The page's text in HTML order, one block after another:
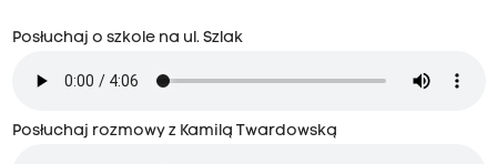
Posłuchaj o szkole na ul. Szlak
Posłuchaj rozmowy z Kamilą Twardowską